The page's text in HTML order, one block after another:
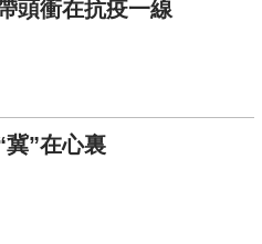
頭衝在抗疫一線
”在心裏